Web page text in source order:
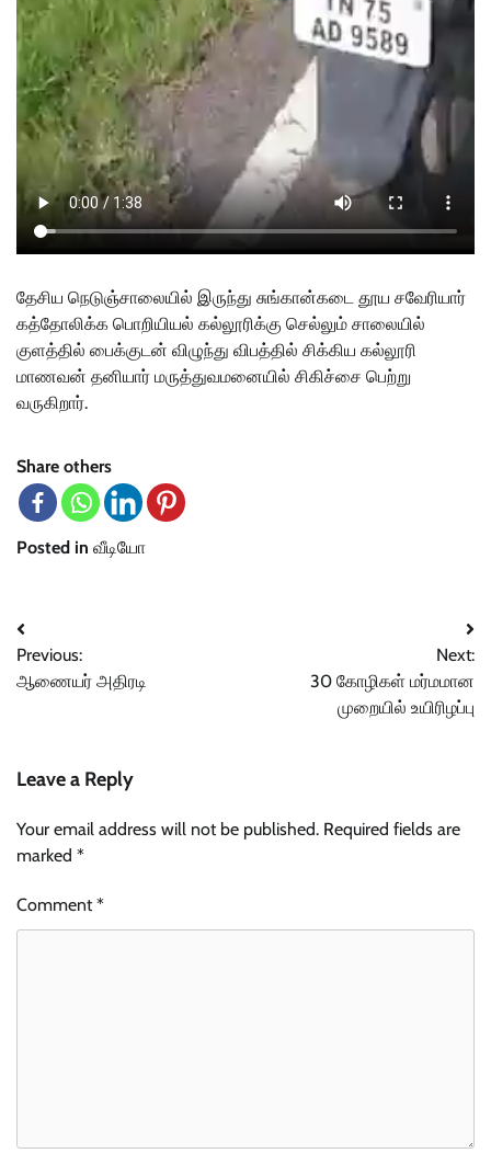
தேசிய நெடுஞ்சாலையில் இருந்து சுங்கான்கடை தூய சவேரியார்
கத்தோலிக்க பொறியியல் கல்லூரிக்கு செல்லும் சாலையில்
குளத்தில் பைக்குடன் விழுந்து விபத்தில் சிக்கிய கல்லூரி
மாணவன் தனியார் மருத்துவமனையில் சிகிச்சை பெற்று
வருகிறார்.
Share others
Posted in வீடியோ
Post
navigation
Previous:
ஆணையர் அதிரடி
Next:
30 கோழிகள் மர்மமான
முறையில் உயிரிழப்பு
Leave a Reply
Your email address will not be published. Required fields are
marked *
Comment*